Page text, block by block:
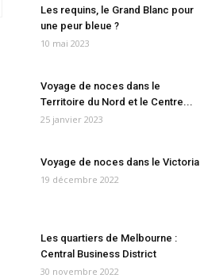
Les requins, le Grand Blanc pour
une peur bleue ?
10 mai 2023
Voyage de noces dans le
Territoire du Nord et le Centre...
25 janvier 2023
Voyage de noces dans le Victoria
19 décembre 2022
Les quartiers de Melbourne :
Central Business District
30 novembre 2022